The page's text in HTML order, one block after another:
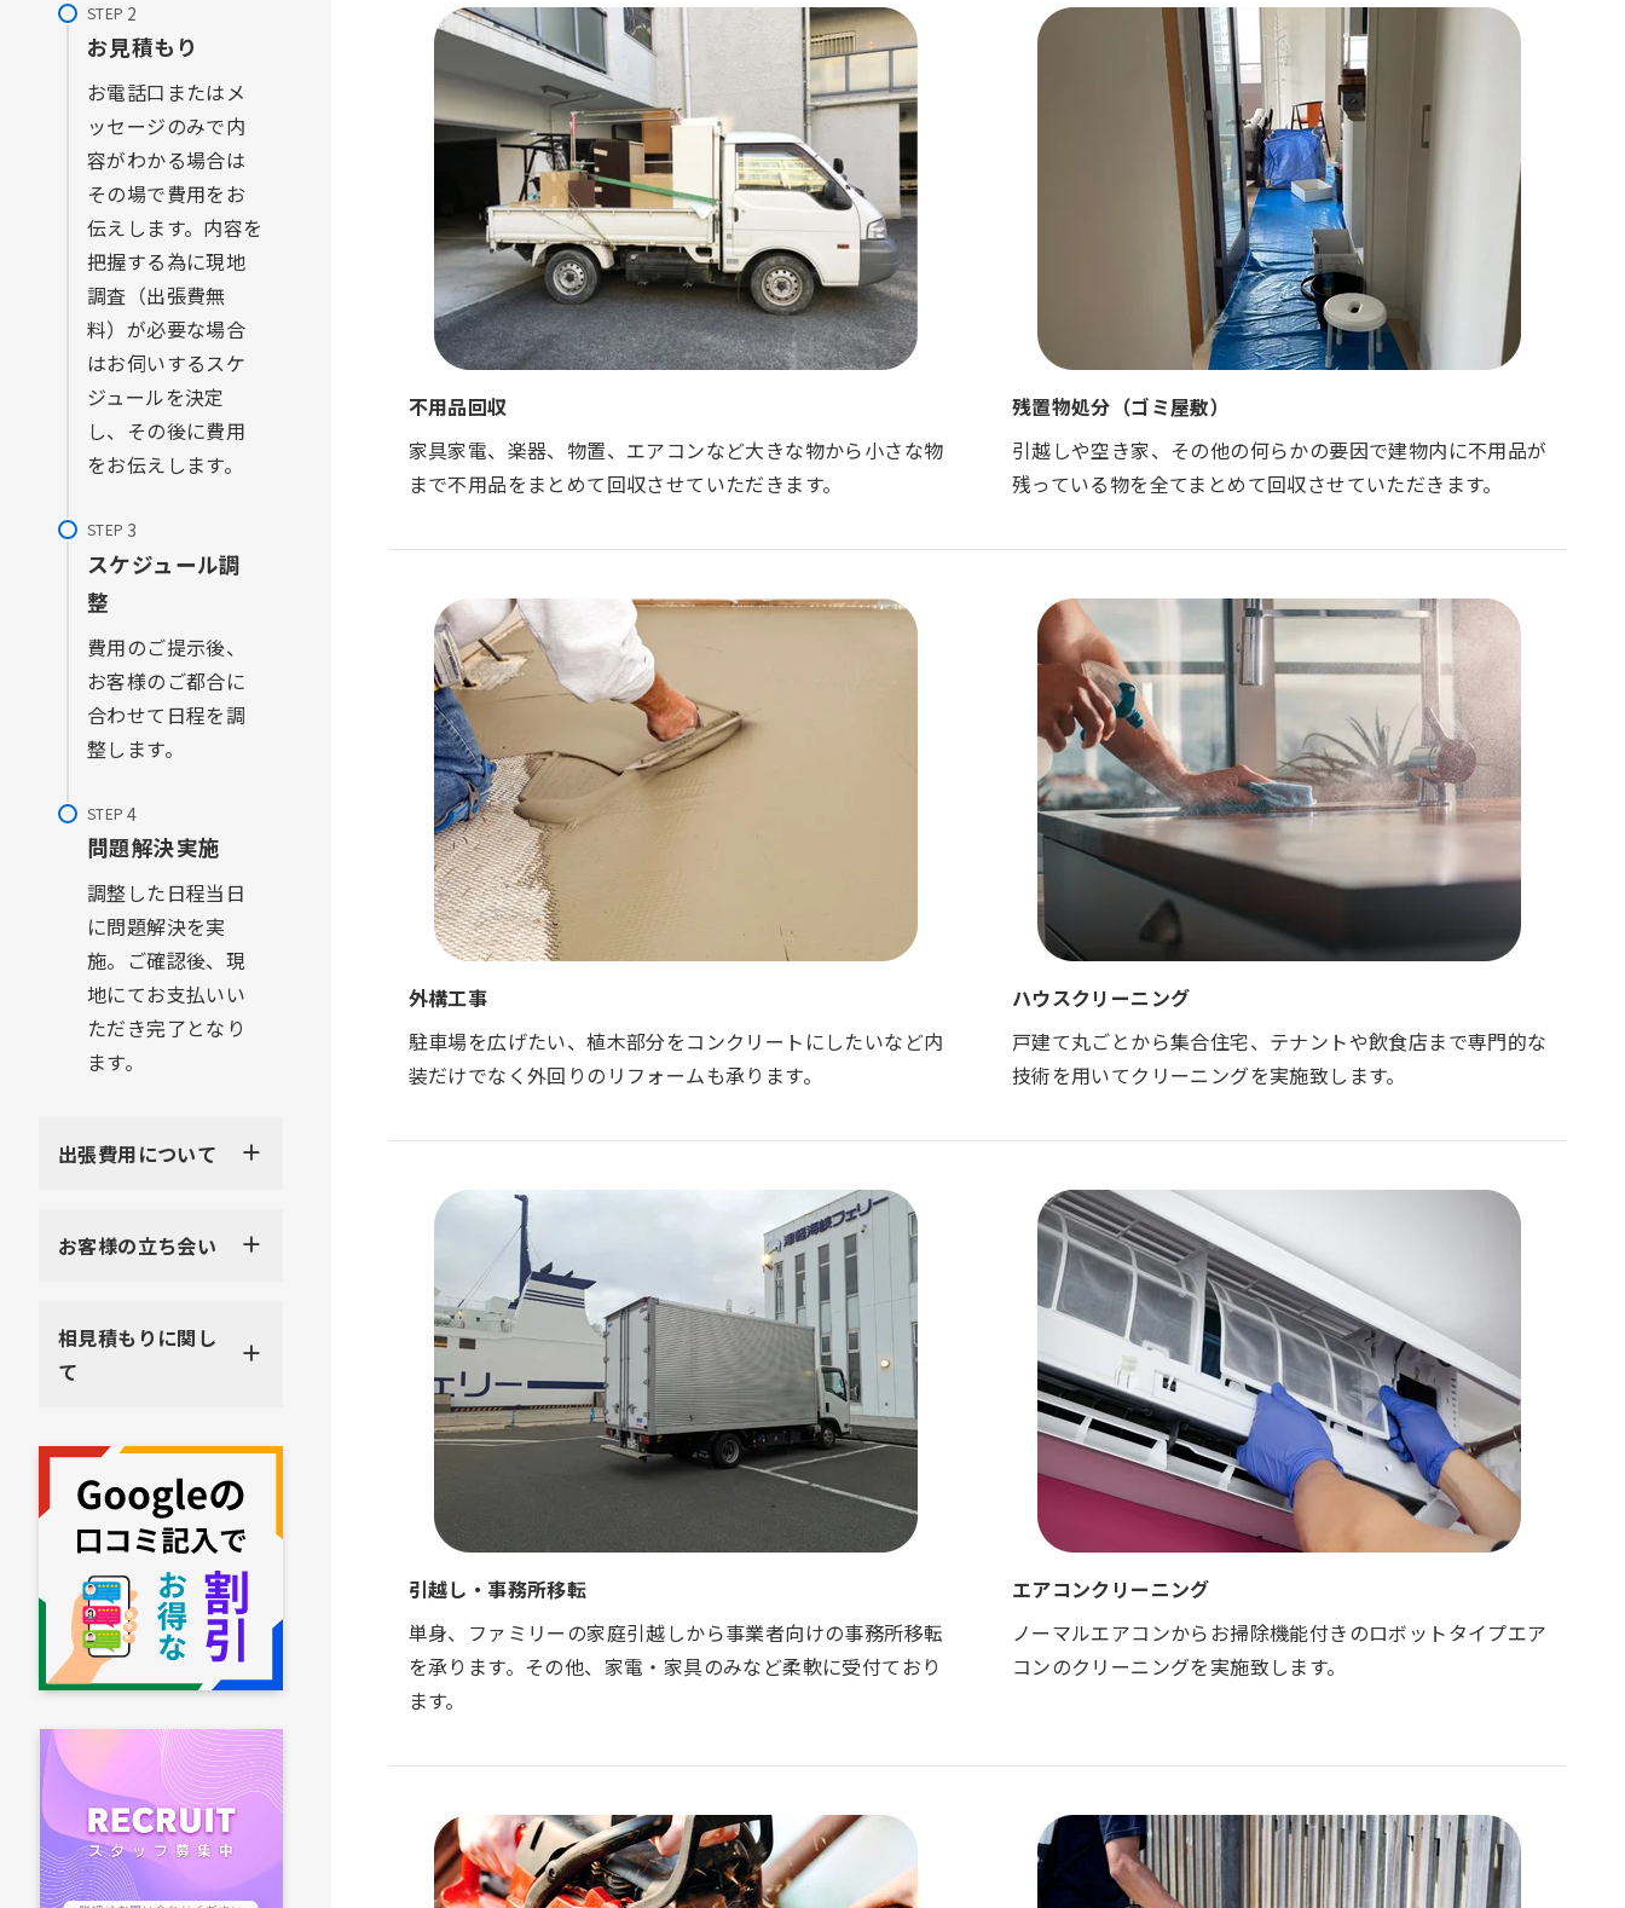
STEP
お見積もり
お電話口またはメ
ッセージのみで内
容がわかる場合は
その場で費用をお
伝えします。内容を
把握する為に現地
調査（出張費無
料）が必要な場合
はお伺いするスケ
ジュールを決定
し、その後に費用
をお伝えします。
STEP
スケジュール調
整
費用のご提示後、
お客様のご都合に
合わせて日程を調
整します。
STEP
問題解決実施
調整した日程当日
に問題解決を実
施。ご確認後、現
地にてお支払いい
ただき完了となり
ます。
出張費用について
お客様の立ち会い
相見積もりに関し
て
不用品回収
家具家電、楽器、物置、エアコンなど大きな物から小さな物
まで不用品をまとめて回収させていただきます。
残置物処分（ゴミ屋敷）
引越しや空き家、その他の何らかの要因で建物内に不用品が
残っている物を全てまとめて回収させていただきます。
外構工事
駐車場を広げたい、植木部分をコンクリートにしたいなど内
装だけでなく外回りのリフォームも承ります。
ハウスクリーニング
戸建て丸ごとから集合住宅、テナントや飲食店まで専門的な
技術を用いてクリーニングを実施致します。
引越し・事務所移転
単身、ファミリーの家庭引越しから事業者向けの事務所移転
を承ります。その他、家電・家具のみなど柔軟に受付ており
ます。
エアコンクリーニング
ノーマルエアコンからお掃除機能付きのロボットタイプエア
コンのクリーニングを実施致します。